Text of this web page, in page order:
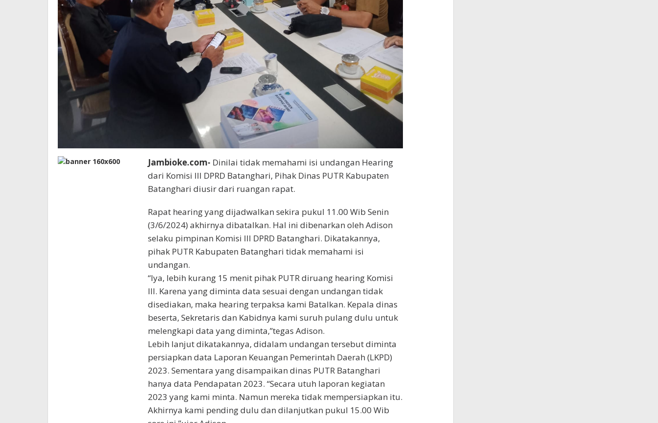
Jambioke.com- Dinilai tidak memahami isi undangan Hearing
dari Komisi III DPRD Batanghari, Pihak Dinas PUTR Kabupaten
Batanghari diusir dari ruangan rapat.
Rapat hearing yang dijadwalkan sekira pukul 11.00 Wib Senin
(3/6/2024) akhirnya dibatalkan. Hal ini dibenarkan oleh Adison
selaku pimpinan Komisi III DPRD Batanghari. Dikatakannya,
pihak PUTR Kabupaten Batanghari tidak memahami isi
undangan.
“Iya, lebih kurang 15 menit pihak PUTR diruang hearing Komisi
III. Karena yang diminta data sesuai dengan undangan tidak
disediakan, maka hearing terpaksa kami Batalkan. Kepala dinas
beserta, Sekretaris dan Kabidnya kami suruh pulang dulu untuk
melengkapi data yang diminta,”tegas Adison.
Lebih lanjut dikatakannya, didalam undangan tersebut diminta
persiapkan data Laporan Keuangan Pemerintah Daerah (LKPD)
2023. Sementara yang disampaikan dinas PUTR Batanghari
hanya data Pendapatan 2023. “Secara utuh laporan kegiatan
2023 yang kami minta. Namun mereka tidak mempersiapkan itu.
Akhirnya kami pending dulu dan dilanjutkan pukul 15.00 Wib